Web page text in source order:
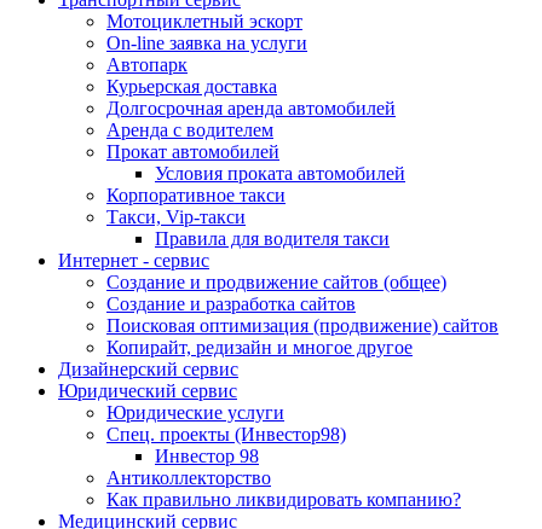
Мотоциклетный эскорт
On-line заявка на услуги
Автопарк
Курьерская доставка
Долгосрочная аренда автомобилей
Аренда с водителем
Прокат автомобилей
Условия проката автомобилей
Корпоративное такси
Такси, Vip-такси
Правила для водителя такси
Интернет - сервис
Создание и продвижение сайтов (общее)
Создание и разработка сайтов
Поисковая оптимизация (продвижение) сайтов
Копирайт, редизайн и многое другое
Дизайнерский сервис
Юридический сервис
Юридические услуги
Спец. проекты (Инвестор98)
Инвестор 98
Антиколлекторство
Как правильно ликвидировать компанию?
Медицинский сервис